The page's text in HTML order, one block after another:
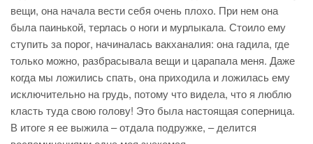
вещи, она начала вести себя очень плохо. При нем она
была паинькой, терлась о ноги и мурлыкала. Стоило ему
ступить за порог, начиналась вакханалия: она гадила, где
только можно, разбрасывала вещи и царапала меня. Даже
когда мы ложились спать, она приходила и ложилась ему
исключительно на грудь, потому что видела, что я люблю
класть туда свою голову! Это была настоящая соперница.
В итоге я ее выжила – отдала подружке, – делится